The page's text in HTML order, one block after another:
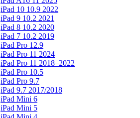
iPad 10 10.9 2022
iPad 9 10.2 2021
iPad 8 10.2 2020
iPad 7 10.2 2019
iPad Pro 12.9
iPad Pro 11 2024
iPad Pro 11 2018–2022
iPad Pro 10.5
iPad Pro 9.7
iPad 9.7 2017/2018
iPad Mini 6
iPad Mini 5